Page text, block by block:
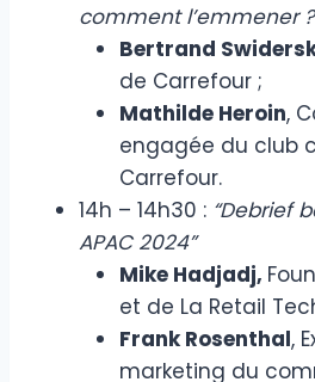
comment l’emmener
Bertrand
de Carrefour ;
Mathilde Heroin,
engagée du club
Carrefour.
14h – 14h30 : “Debrief
APAC 2024”
Mike Hadjadj,
et de La Retail
Frank Rosenthal,
marketing du